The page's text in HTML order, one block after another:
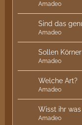
Amadeo
Sind das
Amadeo
Sollen
Amadeo
Welche Art?
Amadeo
Wisst ihr
Amadeo